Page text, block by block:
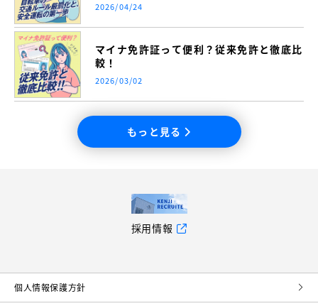
2026/04/24
マイナ免許証って便利？従来免許と徹底比
較！
2026/03/02
もっと見る
採用情報
個⼈情報保護⽅針